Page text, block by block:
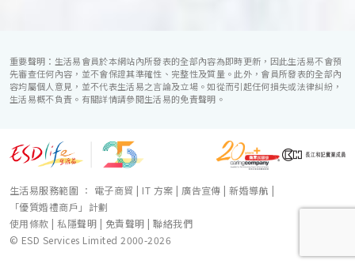
重要聲明：生活易會員於本網站內所發表的全部內容為即時更新，因此生活易不會預
先審查任何內容，並不會保證其準確性、完整性及質量。此外，會員所發表的全部內
容均屬個人意見，並不代表生活易之言論及立場。如從而引起任何損失或法律糾紛，
生活易概不負責。有關詳情請參閱生活易的免責聲明。
生活易服務範圍 ： 電子商貿 | IT 方案 | 廣告宣傳 |新婚導航 |
「優質婚禮商戶」計劃
使用條款 |私隱聲明 | 免責聲明 |聯絡我們
© ESD Services Limited 2000-2026